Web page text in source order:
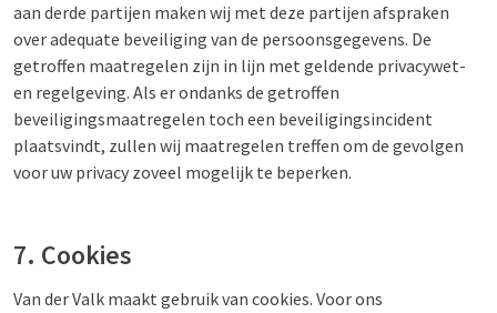
aan derde partijen maken wij met deze partijen afspraken
over adequate beveiliging van de persoonsgegevens. De
getroffen maatregelen zijn in lijn met geldende privacywet-
en regelgeving. Als er ondanks de getroffen
beveiligingsmaatregelen toch een beveiligingsincident
plaatsvindt, zullen wij maatregelen treffen om de gevolgen
voor uw privacy zoveel mogelijk te beperken.
7. Cookies
Van der Valk maakt gebruik van cookies. Voor ons